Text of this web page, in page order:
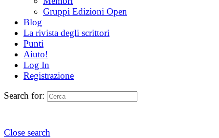
Gruppi Edizioni Open
Blog
La rivista degli scrittori
Punti
Aiuto!
Log In
Registrazione
Search for:
Close search